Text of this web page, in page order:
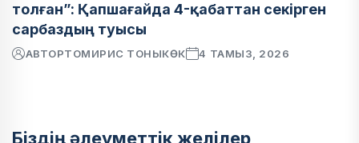
толған”: Қапшағайда 4-қабаттан секірген
сарбаздың туысы
АВТОРТОМИРИС ТОНЫКӨК 4 ТАМЫЗ, 2026
Біздің әлеуметтік желілер